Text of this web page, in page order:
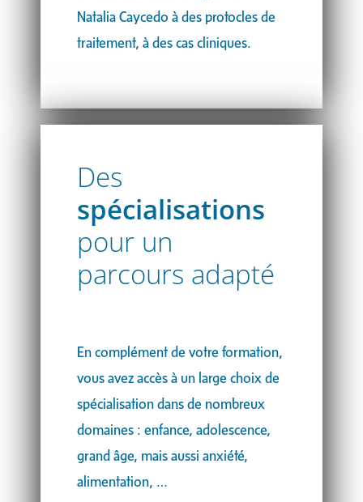
Natalia Caycedo à des protocles de
traitement, à des cas cliniques.
Des
spécialisations
pour un
parcours adapté
En complément de votre formation,
vous avez accès à un large choix de
spécialisation dans de nombreux
domaines : enfance, adolescence,
grand âge, mais aussi anxiété,
alimentation, …